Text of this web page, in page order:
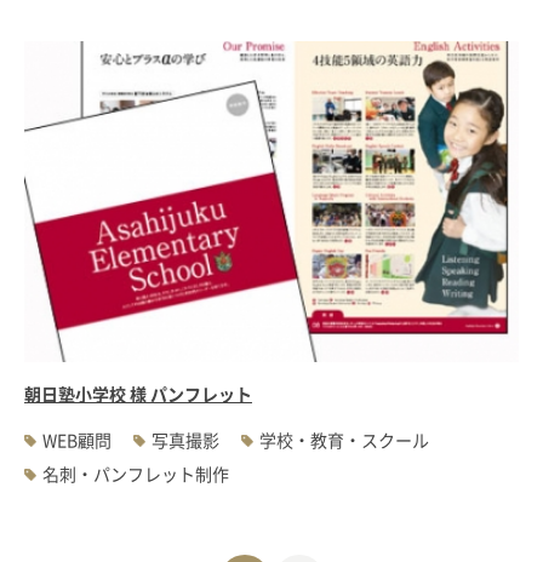
朝日塾小学校 様 パンフレット
WEB顧問
写真撮影
学校・教育・スクール
名刺・パンフレット制作